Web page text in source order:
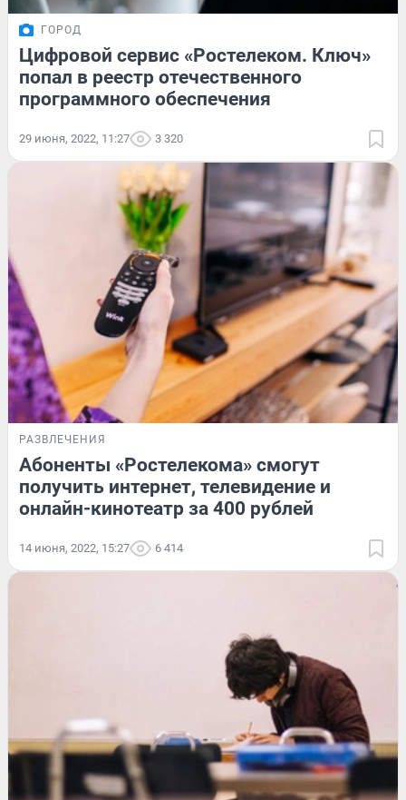
ГОРОД
Цифровой сервис «Ростелеком. Ключ»
попал в реестр отечественного
программного обеспечения
29 июня, 2022, 11:27 3 320
РАЗВЛЕЧЕНИЯ
Абоненты «Ростелекома» смогут
получить интернет, телевидение и
онлайн-кинотеатр за 400 рублей
14 июня, 2022, 15:27 6 414